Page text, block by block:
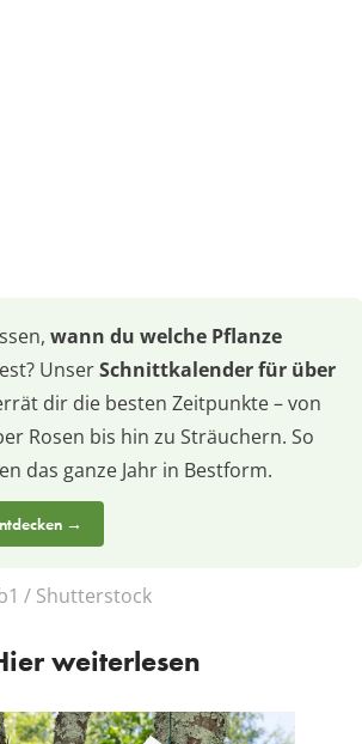
wann du welche Pflanze
UnserSchnittkalender für über
dir die besten Zeitpunkte – von
Rosen bis hin zu Sträuchern. So
das ganze Jahr in Bestform.
→
/ Shutterstock
weiterlesen